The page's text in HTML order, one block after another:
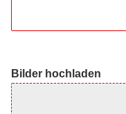
Bilder hochladen